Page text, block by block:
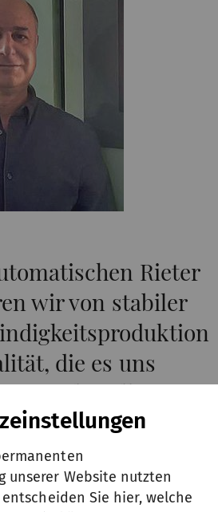
Rieter
wir von stabiler
die es uns
Manager, American Cotton,
unserer Website nutzten
Sie hier, welche